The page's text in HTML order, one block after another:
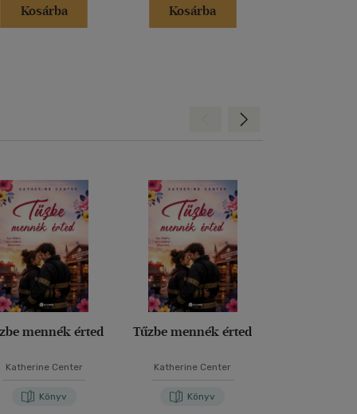
Kosárba
Kosárba
mennék érted
Katherine Center
Könyv
Tűzbe mennék érted
Katherine Center
Könyv
Előre